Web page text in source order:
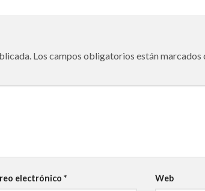
Los campos obligatorios están marcados
electrónico* Web